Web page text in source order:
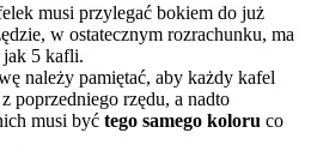
musi przylegać bokiem do już
w ostatecznym rozrachunku, ma
5 kafli.
należy pamiętać, aby każdy kafel
z poprzedniego rzędu, a nadto
musi być tego samego koloru co